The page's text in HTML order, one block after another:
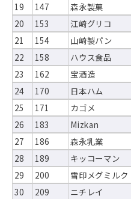
19
147 森永製菓
20
153 江崎グリコ
21
154 山崎製パン
22
158 ハウス食品
23
162 宝酒造
24
170 日本ハム
25
171 カゴメ
26
183 Mizkan
27
186 森永乳業
28
189 キッコーマン
29
200 雪印メグミルク
30
209 ニチレイ